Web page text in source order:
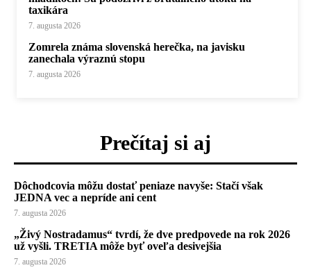
taxikára
7. augusta 2026
Zomrela známa slovenská herečka, na javisku
zanechala výraznú stopu
7. augusta 2026
Prečítaj si aj
Dôchodcovia môžu dostať peniaze navyše: Stačí však
JEDNA vec a nepríde ani cent
7. augusta 2026
„Živý Nostradamus“ tvrdí, že dve predpovede na rok 2026
už vyšli. TRETIA môže byť oveľa desivejšia
7. augusta 2026